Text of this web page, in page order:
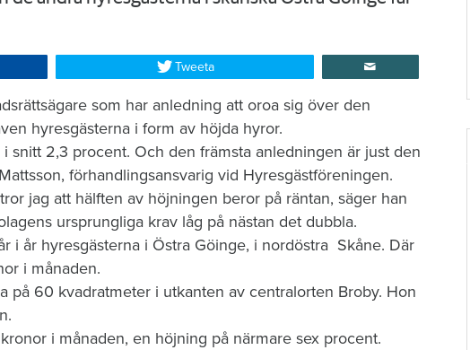
Tweeta
som har anledning att oroa sig över den
hyresgästerna i form av höjda hyror.
snitt 2,3 procent. Och den främsta anledningen är just den
förhandlingsansvarig vid Hyresgästföreningen.
jag att hälften av höjningen beror på räntan, säger han
ursprungliga krav låg på nästan det dubbla.
i år hyresgästerna i Östra Göinge, i nordöstra Skåne. Där
i månaden.
på 60 kvadratmeter i utkanten av centralorten Broby. Hon
i månaden, en höjning på närmare sex procent.